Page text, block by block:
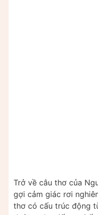
Trở về câu thơ của
gợi cảm giác rơi
thơ có cấu trúc động